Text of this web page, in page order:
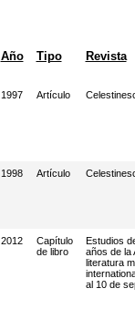
Año Tipo Revista
1997 Artículo
1998 Artículo
2012
Capítulo
de libro
Estudios
años de la
literatura
al 10 de